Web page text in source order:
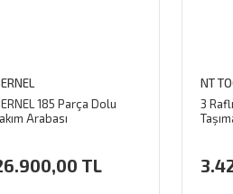
185 Parça Dolu
Arabası
TL
NT
3